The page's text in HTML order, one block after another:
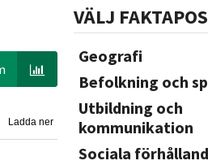
Ladda ner
VÄLJ
Geografi
Befolkning och
Utbildning och
kommunikation
Sociala